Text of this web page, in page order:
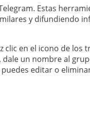
Estas
y difundiendo
clic en el icono de los
un nombre al
editar o